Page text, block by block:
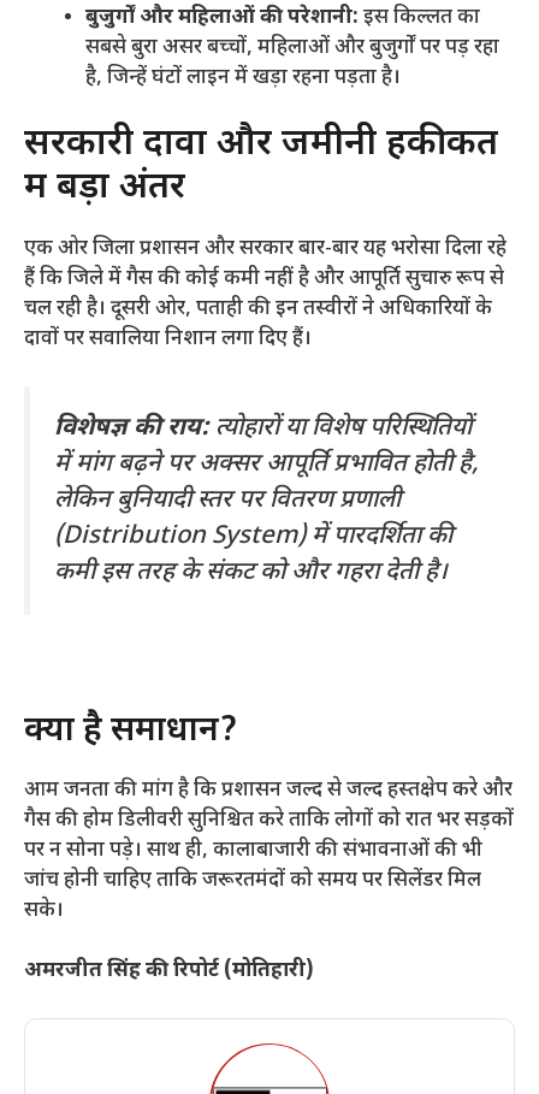
बुजुर्गों और महिलाओं की परेशानी: इस किल्लत का
सबसे बुरा असर बच्चों, महिलाओं और बुजुर्गों पर पड़ रहा
है, जिन्हें घंटों लाइन में खड़ा रहना पड़ता है।
​सरकारी दावों और जमीनी हकीकत
में बड़ा अंतर
​एक ओर जिला प्रशासन और सरकार बार-बार यह भरोसा दिला रहे
हैं कि जिले में गैस की कोई कमी नहीं है और आपूर्ति सुचारु रूप से
चल रही है। दूसरी ओर, पताही की इन तस्वीरों ने अधिकारियों के
दावों पर सवालिया निशान लगा दिए हैं।
विशेषज्ञ की राय:त्योहारों या विशेष परिस्थितियों
में मांग बढ़ने पर अक्सर आपूर्ति प्रभावित होती है,
लेकिन बुनियादी स्तर पर वितरण प्रणाली
(Distribution System) में पारदर्शिता की
कमी इस तरह के संकट को और गहरा देती है।
​क्या है समाधान?
​आम जनता की मांग है कि प्रशासन जल्द से जल्द हस्तक्षेप करे और
गैस की होम डिलीवरी सुनिश्चित करे ताकि लोगों को रात भर सड़कों
पर न सोना पड़े। साथ ही, कालाबाजारी की संभावनाओं की भी
जांच होनी चाहिए ताकि जरूरतमंदों को समय पर सिलेंडर मिल
सके।
अमरजीत सिंह की रिपोर्ट (मोतिहारी)